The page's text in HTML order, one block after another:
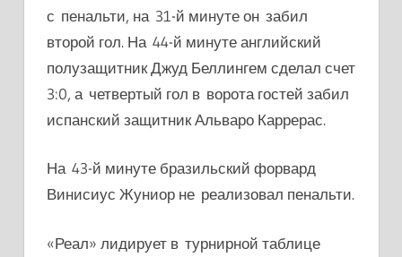
с пенальти, на 31-й минуте он забил
второй гол. На 44-й минуте английский
полузащитник Джуд Беллингем сделал счет
3:0, а четвертый гол в ворота гостей забил
испанский защитник Альваро Каррерас.
На 43-й минуте бразильский форвард
Винисиус Жуниор не реализовал пенальти.
«Реал» лидирует в турнирной таблице